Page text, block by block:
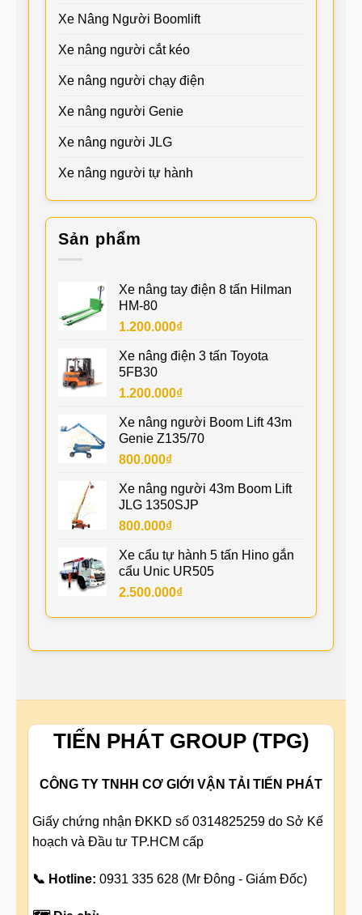
Xe Nâng Người Boomlift
Xe nâng người cắt kéo
Xe nâng người chạy điện
Xe nâng người Genie
Xe nâng người JLG
Xe nâng người tự hành
Sản phẩm
Xe nâng tay điện 8 tấn Hilman
HM-80
1.200.000₫
Xe nâng điện 3 tấn Toyota
5FB30
1.200.000₫
Xe nâng người Boom Lift 43m
Genie Z135/70
800.000₫
Xe nâng người 43m Boom Lift
JLG 1350SJP
800.000₫
Xe cẩu tự hành 5 tấn Hino gắn
cẩu Unic UR505
2.500.000₫
TIẾN PHÁT GROUP (TPG)
CÔNG TY TNHH CƠ GIỚI VẬN TẢI TIẾN PHÁT
Giấy chứng nhận ĐKKD số 0314825259 do Sở Kế
hoạch và Đầu tư TP.HCM cấp
📞 Hotline: 0931 335 628 (Mr Đông - Giám Đốc)